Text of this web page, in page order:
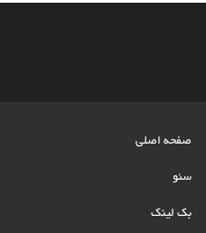
صفحه اصلی
سئو
بک لینک